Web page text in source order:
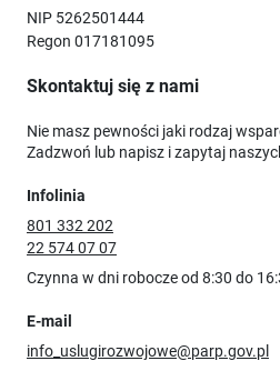
NIP 5262501444
Regon 017181095
Skontaktuj się z nami
Nie masz pewności jaki rodzaj
Zadzwoń lub napisz i zapytaj
Infolinia
801 332 202
22 574 07 07
Czynna w dni robocze od 8:30 do
E-mail
info_uslugirozwojowe@parp.gov.pl